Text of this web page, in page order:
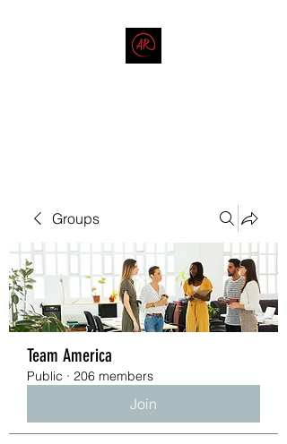
Groups
Team America
Public · 206 members
Join